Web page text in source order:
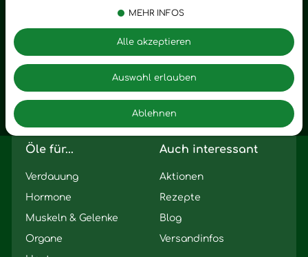
MEHR INFOS
Ablehnen
Auswahl erlauben
Alle akzeptieren
Zuhause
Trauer
Romantik
Motivation
Seelischer Schlag
Öle für...
Verdauung
Hormone
Muskeln & Gelenke
Organe
Auch interessant
Aktionen
Rezepte
Blog
Versandinfos